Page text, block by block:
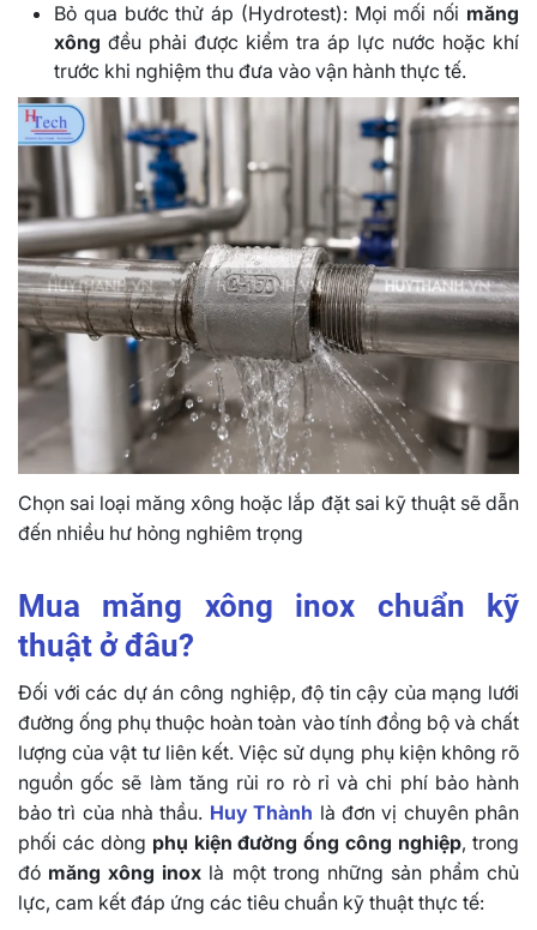
Bỏ qua bước thử áp (Hydrotest): Mọi mối nối măng
xông đều phải được kiểm tra áp lực nước hoặc khí
trước khi nghiệm thu đưa vào vận hành thực tế.
Chọn sai loại măng xông hoặc lắp đặt sai kỹ thuật sẽ dẫn
đến nhiều hư hỏng nghiêm trọng
Mua măng xông inox chuẩn kỹ
thuật ở đâu?
Đối với các dự án công nghiệp, độ tin cậy của mạng lưới
đường ống phụ thuộc hoàn toàn vào tính đồng bộ và chất
lượng của vật tư liên kết. Việc sử dụng phụ kiện không rõ
nguồn gốc sẽ làm tăng rủi ro rò rỉ và chi phí bảo hành
bảo trì của nhà thầu. Huy Thành là đơn vị chuyên phân
phối các dòng phụ kiện đường ống công nghiệp, trong
đó măng xông inox là một trong những sản phẩm chủ
lực, cam kết đáp ứng các tiêu chuẩn kỹ thuật thực tế: